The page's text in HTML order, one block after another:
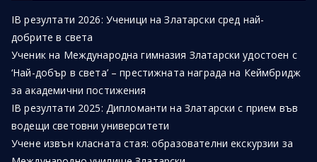
IB резултати 2026: Ученици на Златарски сред най-
добрите в света
Ученик на Международна гимназия Златарски удостоен с
‘Най-добър в света’ – престижната награда на Кеймбридж
за академични постижения
IB резултати 2025: Дипломанти на Златарски с прием във
водещи световни университети
Учене извън класната стая: образователни екскурзии за